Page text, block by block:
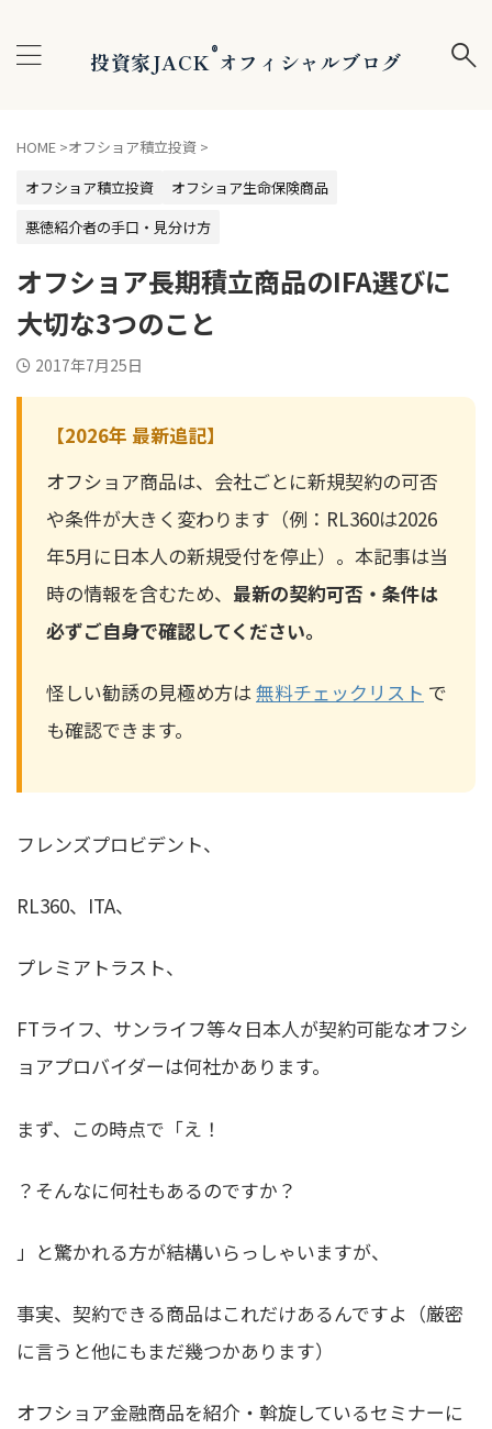
投資家JACK®オフィシャルブログ
HOME >オフショア積立投資 >
オフショア積立投資
オフショア生命保険商品
悪徳紹介者の手口・見分け方
オフショア長期積立商品のIFA選びに
大切な3つのこと
2017年7月25日
【2026年 最新追記】
オフショア商品は、会社ごとに新規契約の可否
や条件が大きく変わります（例：RL360は2026
年5月に日本人の新規受付を停止）。本記事は当
時の情報を含むため、 最新の契約可否・条件は
必ずご自身で確認してください。
怪しい勧誘の見極め方は無料チェックリスト で
も確認できます。
フレンズプロビデント、
RL360、ITA、
プレミアトラスト、
FTライフ、サンライフ等々日本人が契約可能なオフシ
ョアプロバイダーは何社かあります。
まず、この時点で「え！
？そんなに何社もあるのですか？
」と驚かれる方が結構いらっしゃいますが、
事実、契約できる商品はこれだけあるんですよ（厳密
に言うと他にもまだ幾つかあります）
オフショア金融商品を紹介・斡旋しているセミナーに